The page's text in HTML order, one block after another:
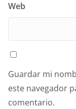
Web
Guardar mi
este navegador
comentario.